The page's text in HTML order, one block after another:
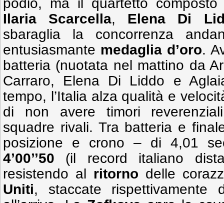
podio, ma il quartetto
Ilaria Scarcella, Elena Di
sbaraglia la concorrenza
entusiasmante medaglia d’oro.
batteria (nuotata nel mattino da
Carraro, Elena Di Liddo e
tempo, l’Italia alza qualità e
di non avere timori
squadre rivali. Tra batteria e
posizione e crono – di 4,01
4’00’’50 (il record italiano
resistendo al ritorno delle
Uniti, staccate